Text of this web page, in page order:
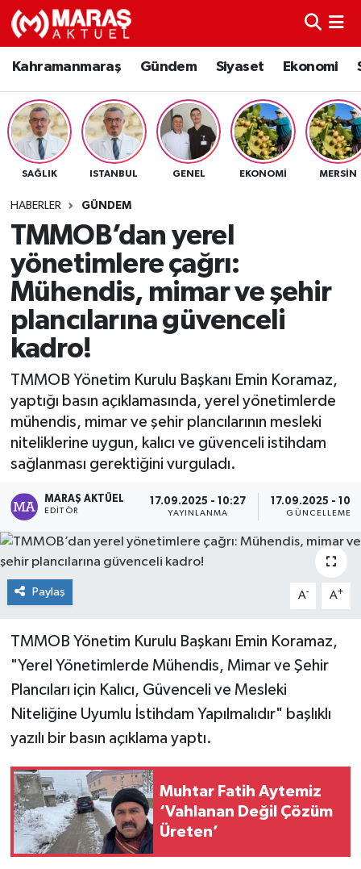
Kahramanmaraş Gündem Siyaset Ekonomi
SAĞLIK ISTANBUL GENEL EKONOMI MERSIN
HABERLER GÜNDEM
TMMOB’dan yerel
yönetimlere çağrı:
Mühendis, mimar ve şehir
plancılarına güvenceli
kadro!
TMMOB Yönetim Kurulu Başkanı Emin Koramaz,
yaptığı basın açıklamasında, yerel yönetimlerde
mühendis, mimar ve şehir plancılarının mesleki
niteliklerine uygun, kalıcı ve güvenceli istihdam
sağlanması gerektiğini vurguladı.
MARAŞ AKTÜEL
EDITÖR
17.09.2025 - 10:27
YAYINLANMA
17.09.2025 -
GÜNCELLEME
Paylaş A- A+
TMMOB Yönetim Kurulu Başkanı Emin Koramaz,
"Yerel Yönetimlerde Mühendis, Mimar ve Şehir
Plancıları için Kalıcı, Güvenceli ve Mesleki
Niteliğine Uyumlu İstihdam Yapılmalıdır" başlıklı
yazılı bir basın açıklama yaptı.
Muhtar Fatih Aytemiz
‘Vahlanan Değil Çözüm
Üreten’
Kahramanmaraş
Gündem
Siyaset
Spor
Sağlık
Teknoloji
Eğitim
Kültür Sanat
Nöbetçi Eczaneler
Hava Durumu
Namaz Vakitleri
TFF 3.Lig 4.Grup Puan Durumu ve Fikstür
Tüm Manşetler
Son Dakika Haberleri
Haber Arşivi